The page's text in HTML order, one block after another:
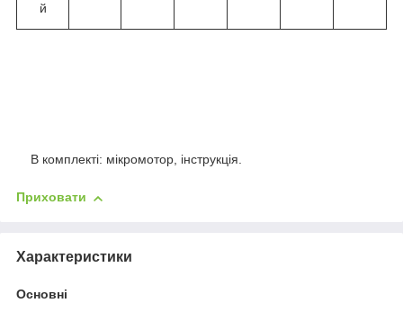
й
В комплекті: мікромотор, інструкція.
Приховати
Характеристики
Основні